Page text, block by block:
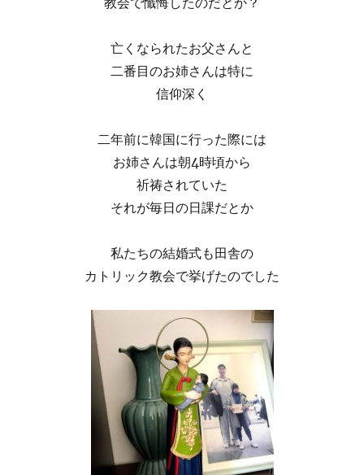
亡くなられたお父さんと
二番目のお姉さんは特に
信仰深く
二年前に韓国に行った際には
お姉さんは朝4時頃から
祈祷されていた
それが毎日の日課だとか
私たちの結婚式も田舎の
カトリック教会で挙げたのでした